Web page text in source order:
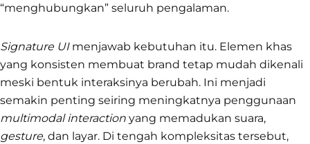
“menghubungkan” seluruh pengalaman.
Signature UImenjawab kebutuhan itu. Elemen khas
yang konsisten membuat brand tetap mudah dikenali
meski bentuk interaksinya berubah. Ini menjadi
semakin penting seiring meningkatnya penggunaan
multimodal interaction yang memadukan suara,
gesture, dan layar. Di tengah kompleksitas tersebut,